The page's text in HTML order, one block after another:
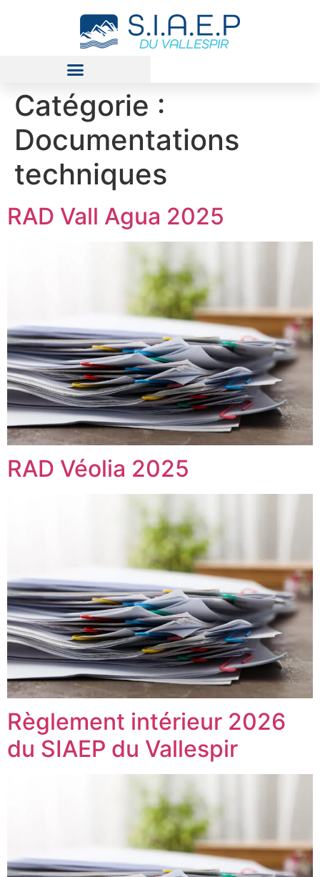
Catégorie :
Documentations
techniques
RAD Vall Agua 2025
RAD Véolia 2025
Règlement intérieur 2026
du SIAEP du Vallespir